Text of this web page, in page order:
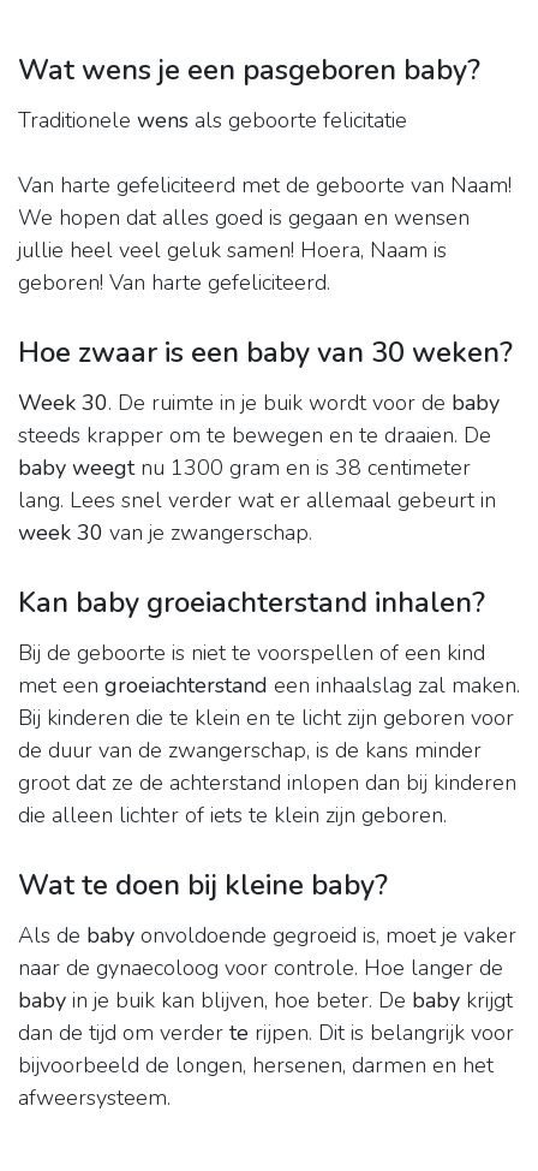
Wat wens je een pasgeboren baby?
Traditionele wens als geboorte felicitatie
Van harte gefeliciteerd met de geboorte van Naam!
We hopen dat alles goed is gegaan en wensen
jullie heel veel geluk samen! Hoera, Naam is
geboren! Van harte gefeliciteerd.
Hoe zwaar is een baby van 30 weken?
Week 30. De ruimte in je buik wordt voor de baby
steeds krapper om te bewegen en te draaien. De
baby weegtnu 1300 gram en is 38 centimeter
lang. Lees snel verder wat er allemaal gebeurt in
week 30 van je zwangerschap.
Kan baby groeiachterstand inhalen?
Bij de geboorte is niet te voorspellen of een kind
met een groeiachterstand een inhaalslag zal maken.
Bij kinderen die te klein en te licht zijn geboren voor
de duur van de zwangerschap, is de kans minder
groot dat ze de achterstand inlopen dan bij kinderen
die alleen lichter of iets te klein zijn geboren.
Wat te doen bij kleine baby?
Als de baby onvoldoende gegroeid is, moet je vaker
naar de gynaecoloog voor controle. Hoe langer de
baby in je buik kan blijven, hoe beter. De baby krijgt
dan de tijd om verder te rijpen. Dit is belangrijk voor
bijvoorbeeld de longen, hersenen, darmen en het
afweersysteem.